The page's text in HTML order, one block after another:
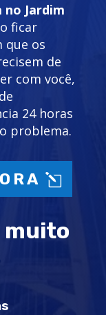
no Jardim
ficar
que os
de
com você,
24 horas
problema.
muito